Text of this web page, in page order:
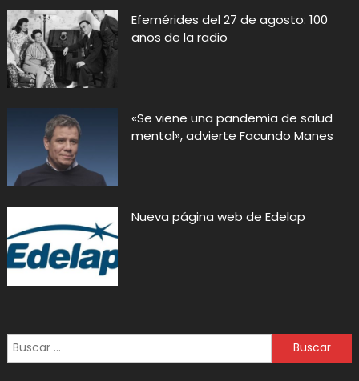
Efemérides del 27 de agosto: 100
años de la radio
«Se viene una pandemia de salud
mental», advierte Facundo Manes
Nueva página web de Edelap